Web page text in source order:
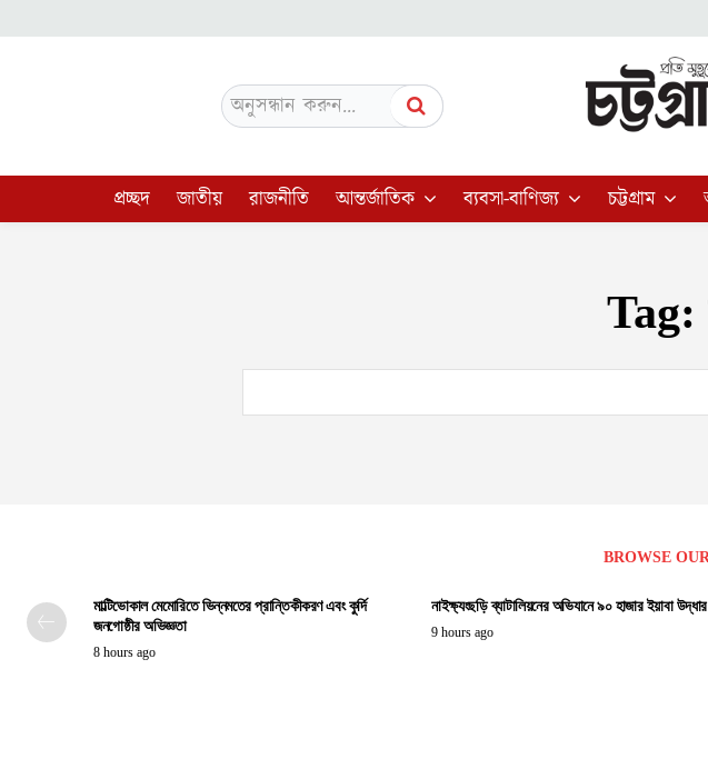
অনুসন্ধান করুন...
প্রচ্ছদ জাতীয় রাজনীতি আন্তর্জাতিক ব্যবসা-বাণিজ্য চট্টগ্রাম
Tag:
BROWSE
মাল্টিভোকাল মেমোরিতে ভিন্নমতের প্রান্তিকীকরণ এবং কুর্দি
জনগোষ্ঠীর অভিজ্ঞতা
8 hours ago
নাইক্ষ্যংছড়ি ব্যাটালিয়নের অভিযানে ৯০ হাজার ইয়াবা উদ্ধার
9 hours ago